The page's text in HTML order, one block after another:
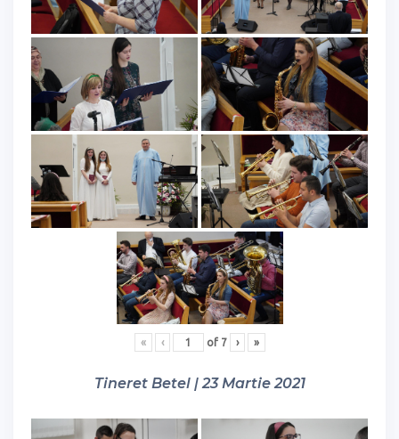
« ‹ of 7 › »
Tineret Betel | 23 Martie 2021